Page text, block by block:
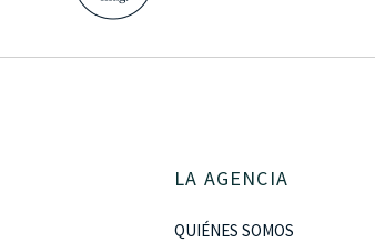
LA AGENCIA
QUIÉNES SOMOS